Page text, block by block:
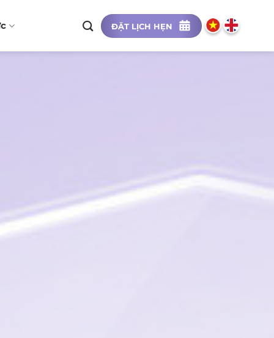
ĐẶT LỊCH HẸN